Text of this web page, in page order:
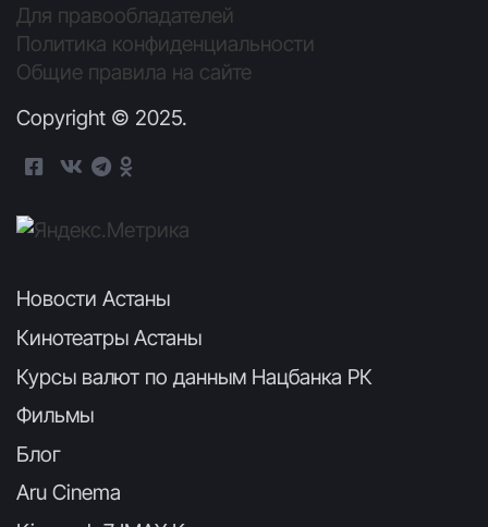
Для правообладателей
Политика конфиденциальности
Общие правила на сайте
Copyright © 2025.
Новости Астаны
Кинотеатры Астаны
Курсы валют по данным Нацбанка РК
Фильмы
Блог
Aru Cinema